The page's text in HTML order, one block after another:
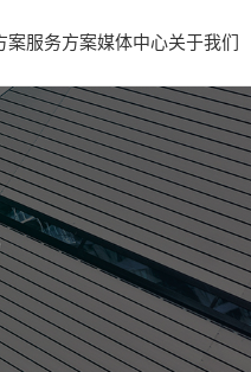
案服务方案媒体中心关于我们